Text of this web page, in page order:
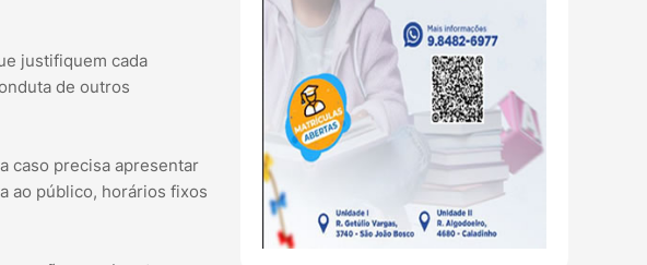
justifiquem cada
de outros
caso precisa apresentar
ao público, horários fixos